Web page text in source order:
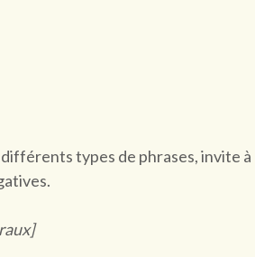
types de phrases, invite à